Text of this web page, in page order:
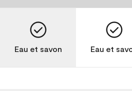
Eau et savon Eau et